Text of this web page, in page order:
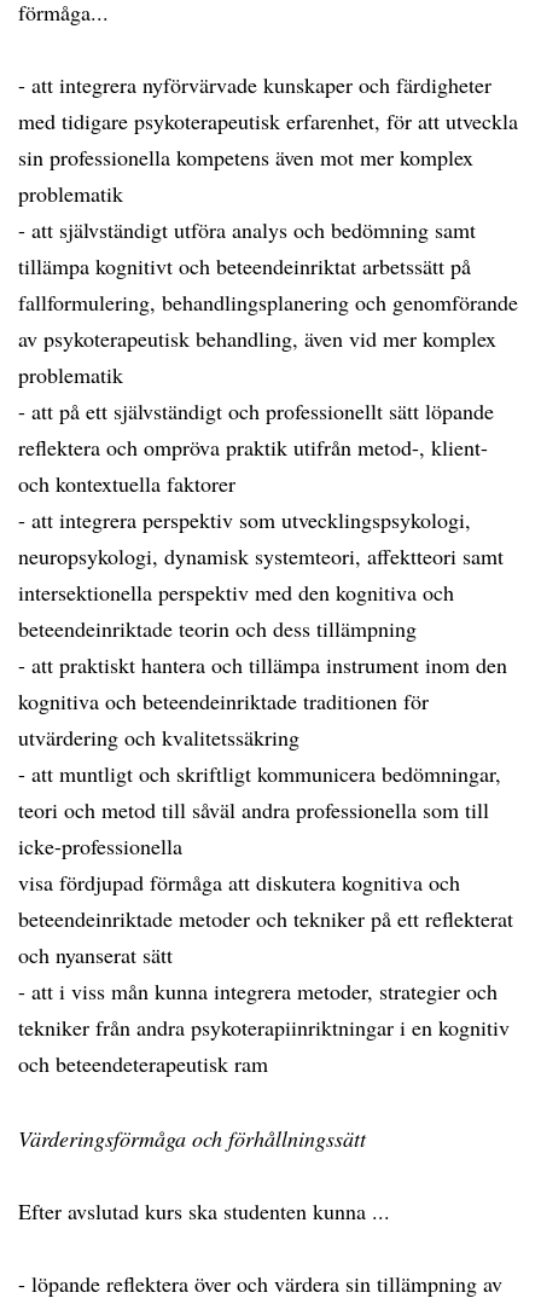
förmåga...
- att integrera nyförvärvade kunskaper och färdigheter
med tidigare psykoterapeutisk erfarenhet, för att utveckla
sin professionella kompetens även mot mer komplex
problematik
- att självständigt utföra analys och bedömning samt
tillämpa kognitivt och beteendeinriktat arbetssätt på
fallformulering, behandlingsplanering och genomförande
av psykoterapeutisk behandling, även vid mer komplex
problematik
- att på ett självständigt och professionellt sätt löpande
reflektera och ompröva praktik utifrån metod-, klient-
och kontextuella faktorer
- att integrera perspektiv som utvecklingspsykologi,
neuropsykologi, dynamisk systemteori, affektteori samt
intersektionella perspektiv med den kognitiva och
beteendeinriktade teorin och dess tillämpning
- att praktiskt hantera och tillämpa instrument inom den
kognitiva och beteendeinriktade traditionen för
utvärdering och kvalitetssäkring
- att muntligt och skriftligt kommunicera bedömningar,
teori och metod till såväl andra professionella som till
icke-professionella
visa fördjupad förmåga att diskutera kognitiva och
beteendeinriktade metoder och tekniker på ett reflekterat
och nyanserat sätt
- att i viss mån kunna integrera metoder, strategier och
tekniker från andra psykoterapiinriktningar i en kognitiv
och beteendeterapeutisk ram
Värderingsförmåga och förhållningssätt
Efter avslutad kurs ska studenten kunna ...
- löpande reflektera över och värdera sin tillämpning av